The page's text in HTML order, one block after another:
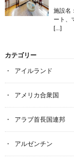
施設名
ート、
[…]
カテゴリー
アイルランド
アメリカ合衆国
アラブ首長国連邦
アルゼンチン